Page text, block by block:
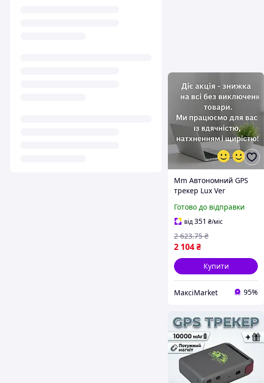
Mm Автономний GPS
трекер Lux Ver
відстеження дітей та
домашніх тварин з
Maxi7\Q
Готово до відправки
від351 ₴/міс
2 104₴
2 623.75 ₴
Купити
МаксіMarket 95%